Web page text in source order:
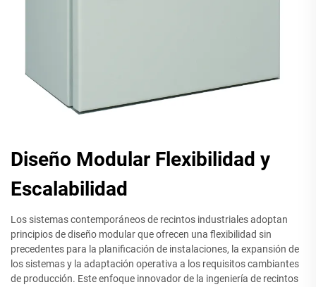
Diseño Modular Flexibilidad y
Escalabilidad
Los sistemas contemporáneos de recintos industriales adoptan
principios de diseño modular que ofrecen una flexibilidad sin
precedentes para la planificación de instalaciones, la expansión de
los sistemas y la adaptación operativa a los requisitos cambiantes
de producción. Este enfoque innovador de la ingeniería de recintos